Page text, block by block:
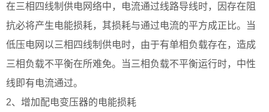
在三相四线制供电网络中，电流通过线路导线时，因存在阻
抗必将产生电能损耗，其损耗与通过电流的平方成正比。当
低压电网以三相四线制供电时，由于有单相负载存在，造成
三相负载不平衡在所难免。当三相负载不平衡运行时，中性
线即有电流通过。
2、增加配电变压器的电能损耗